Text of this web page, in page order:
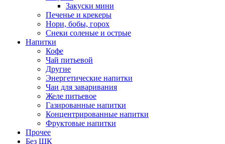
Закуски мини
Печенье и крекеры
Нори, бобы, горох
Снеки соленые и острые
Напитки
Кофе
Чай питьевой
Другие
Энергетические напитки
Чаи для заваривания
Желе питьевое
Газированные напитки
Концентрированные напитки
Фруктовые напитки
Прочее
Без ШК